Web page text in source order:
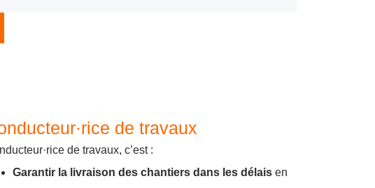
de travaux
de travaux, c’est :
Garantir la livraison des chantiers dans les délais en